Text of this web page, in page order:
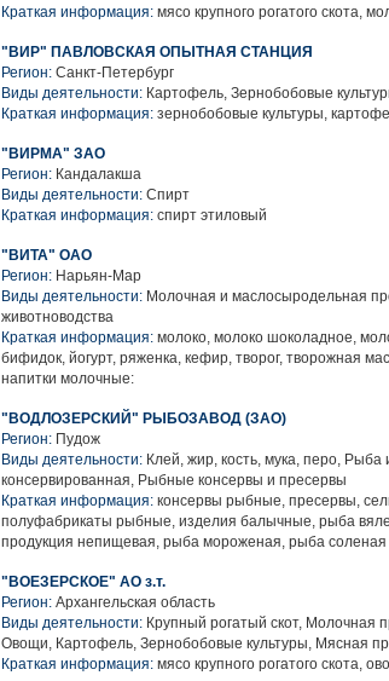
Краткая информация: мясо крупного рогатого скота,
"ВИР" ПАВЛОВСКАЯ ОПЫТНАЯ СТАНЦИЯ
Регион: Санкт-Петербург
Виды деятельности: Картофель, Зернобобовые
Краткая информация: зернобобовые культуры,
"ВИРМА" ЗАО
Регион: Кандалакша
Виды деятельности: Спирт
Краткая информация: спирт этиловый
"ВИТА" ОАО
Регион: Нарьян-Мар
Виды деятельности: Молочная и маслосыродельная
животноводства
Краткая информация: молоко, молоко шоколадное,
бифидок, йогурт, ряженка, кефир, творог, творожная
напитки молочные:
"ВОДЛОЗЕРСКИЙ" РЫБОЗАВОД (ЗАО)
Регион: Пудож
Виды деятельности: Клей, жир, кость, мука, перо,
консервированная, Рыбные консервы и пресервы
Краткая информация: консервы рыбные, пресервы,
полуфабрикаты рыбные, изделия балычные, рыба
продукция непищевая, рыба мороженая, рыба соленая
"ВОЕЗЕРСКОЕ" АО з.т.
Регион: Архангельская область
Виды деятельности: Крупный рогатый скот, Молочная
Овощи, Картофель, Зернобобовые культуры, Мясная
Краткая информация: мясо крупного рогатого скота,